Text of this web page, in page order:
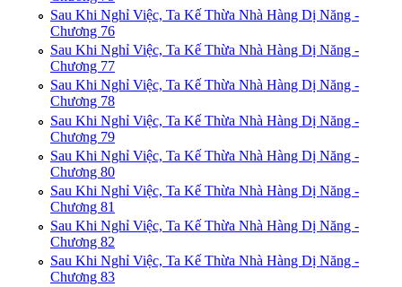
Sau Khi Nghỉ Việc, Ta Kế Thừa Nhà Hàng Dị Năng -
Chương 76
Sau Khi Nghỉ Việc, Ta Kế Thừa Nhà Hàng Dị Năng -
Chương 77
Sau Khi Nghỉ Việc, Ta Kế Thừa Nhà Hàng Dị Năng -
Chương 78
Sau Khi Nghỉ Việc, Ta Kế Thừa Nhà Hàng Dị Năng -
Chương 79
Sau Khi Nghỉ Việc, Ta Kế Thừa Nhà Hàng Dị Năng -
Chương 80
Sau Khi Nghỉ Việc, Ta Kế Thừa Nhà Hàng Dị Năng -
Chương 81
Sau Khi Nghỉ Việc, Ta Kế Thừa Nhà Hàng Dị Năng -
Chương 82
Sau Khi Nghỉ Việc, Ta Kế Thừa Nhà Hàng Dị Năng -
Chương 83